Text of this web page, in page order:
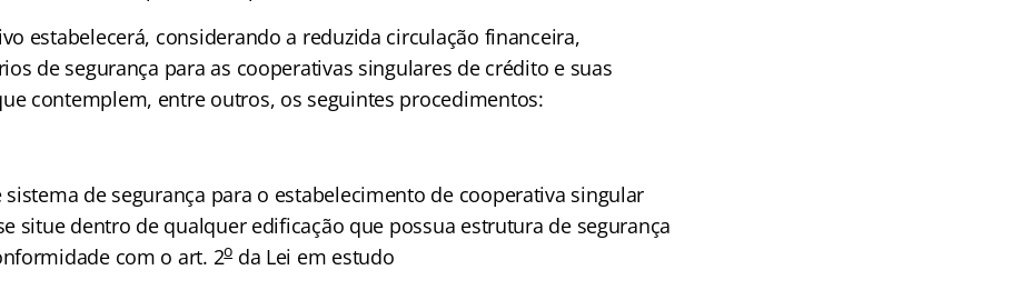
estabelecerá, considerando a reduzida circulação financeira,
de segurança para as cooperativas singulares de crédito e suas
contemplem, entre outros, os seguintes procedimentos:
sistema de segurança para o estabelecimento de cooperativa singular
situe dentro de qualquer edificação que possua estrutura de segurança
com o art. 2o da Lei em estudo